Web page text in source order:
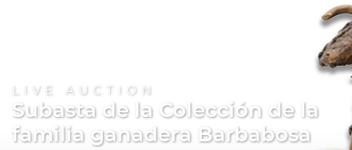
LIVE AUCTION
Subasta de la Colección de la
familia ganadera Barbabosa